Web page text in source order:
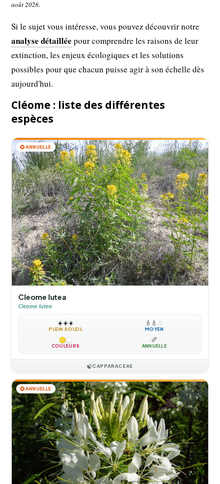
août 2026.
Si le sujet vous intéresse, vous pouvez découvrir notre
analyse détaillée pour comprendre les raisons de leur
extinction, les enjeux écologiques et les solutions
possibles pour que chacun puisse agir à son échelle dès
aujourd'hui.
Cléome : liste des différentes
espèces
🌻ANNUELLE
Cleome lutea
Cleome lutea
☀️☀️☀️
PLEIN SOLEIL
💧 💧 💧
MOYEN
COULEURS
📏
ANNUELLE
🍃CAPPARACEAE
🌻ANNUELLE